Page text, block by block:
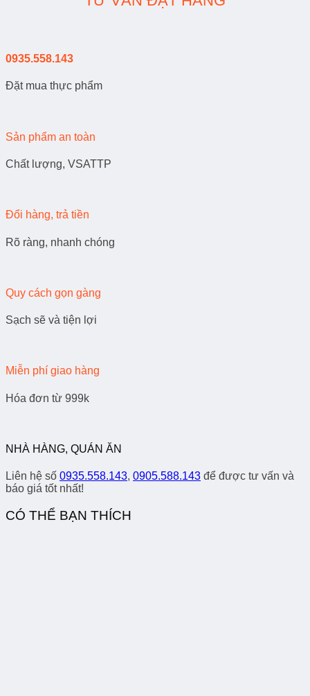
0935.558.143
Đặt mua thực phẩm
Sản phẩm an toàn
Chất lượng, VSATTP
Đổi hàng, trả tiền
Rõ ràng, nhanh chóng
Quy cách gọn gàng
Sạch sẽ và tiện lợi
Miễn phí giao hàng
Hóa đơn từ 999k
NHÀ HÀNG, QUÁN ĂN
Liên hệ số 0935.558.143, 0905.588.143 để được tư vấn và
báo giá tốt nhất!
CÓ THỂ BẠN THÍCH